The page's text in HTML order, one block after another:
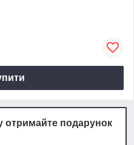
отримайте подарунок